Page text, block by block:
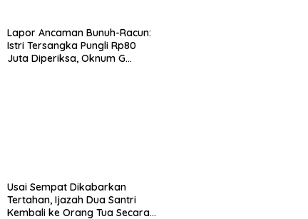
Lapor Ancaman Bunuh-Racun:
Istri Tersangka Pungli Rp80
Juta Diperiksa, Oknum G
Usai Sempat Dikabarkan
Tertahan, Ijazah Dua Santri
Kembali ke Orang Tua Secara